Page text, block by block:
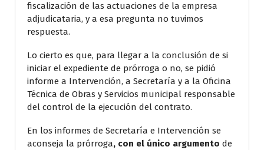
fiscalización de las actuaciones de la empresa
adjudicataria, y a esa pregunta no tuvimos
respuesta.
Lo cierto es que, para llegar a la conclusión de si
iniciar el expediente de prórroga o no, se pidió
informe a Intervención, a Secretaría y a la Oficina
Técnica de Obras y Servicios municipal responsable
del control de la ejecución del contrato.
En los informes de Secretaría e Intervención se
aconseja la prórroga, con el único argumento de